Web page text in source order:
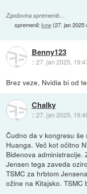
Zgodovina sprememb…
spremenil:kow(27. jan 2025
Benny123
::27. jan 2025,
Brez veze, Nvidia bi od
Chalky
::27. jan 2025,
Čudno da v kongresu
Huanga. Več kot očitno
Bidenova administracije.
Jensen tega zaveda
TSMC za hrbtom
ožine na Kitajsko. TSMC